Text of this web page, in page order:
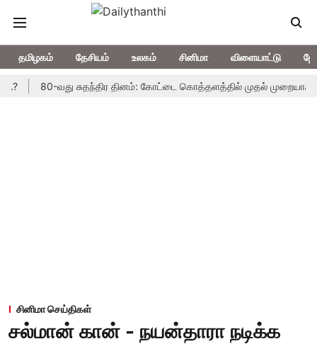
தமிழகம் தேசியம் உலகம் சினிமா விளையாட்டு
80-வது சுதந்திர தினம்: கோட்டை கொத்தளத்தில் முதல் முறையாக தேசிய
சினிமா செய்திகள்
சல்மான் கான் - நயன்தாரா நடிக்க